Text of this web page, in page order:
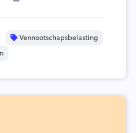
Vennootschapsbelasting